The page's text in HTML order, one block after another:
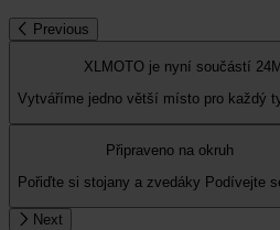
Previous
XLMOTO je nyní součástí
Vytváříme jedno větší místo pro každý
Připraveno na okruh
Pořiďte si stojany a zvedáky Podívejte
Next